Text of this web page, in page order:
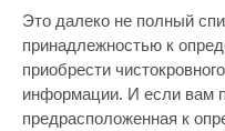
Это далеко не полный
принадлежностью к
приобрести
информации. И если вам
предрасположенная к